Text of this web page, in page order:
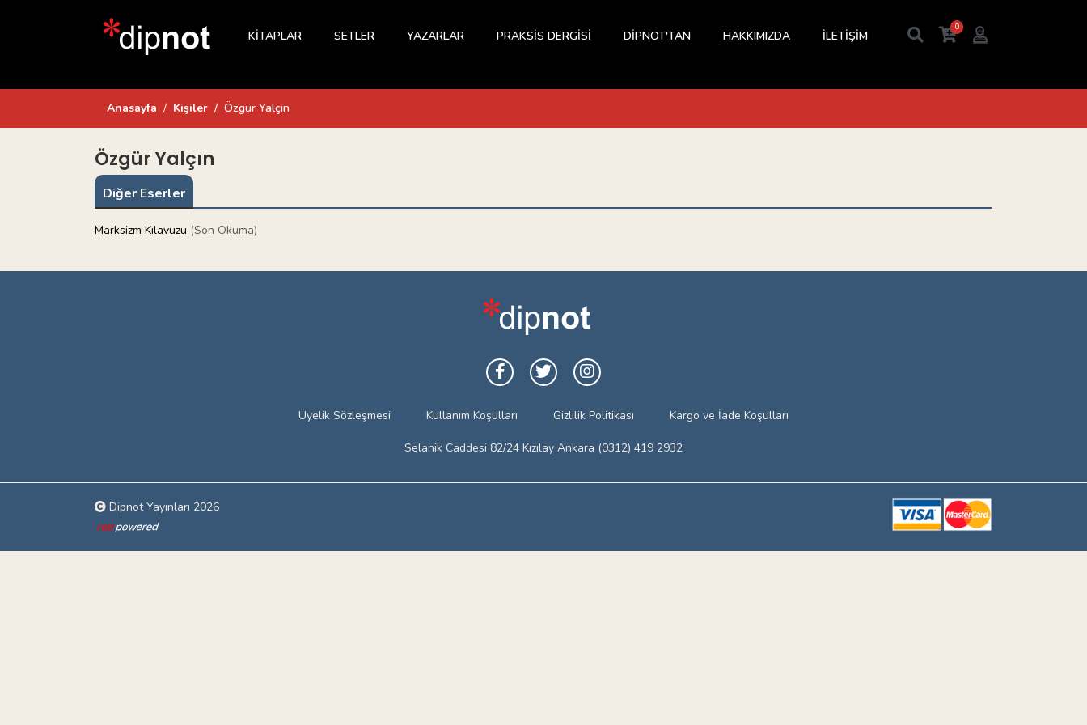
KİTAPLAR SETLER YAZARLAR PRAKSİS DERGİSİ DİPNOT'TAN HAKKIMIZDA İLETİŞİM
0
Anasayfa Kişiler Özgür Yalçın
Özgür Yalçın
Diğer Eserler
Marksizm Kılavuzu (Son Okuma)
Üyelik Sözleşmesi Kullanım Koşulları Gizlilik Politikası Kargo ve İade Koşulları
Selanik Caddesi 82/24 Kızılay Ankara (0312) 419 2932
Dipnot Yayınları 2026